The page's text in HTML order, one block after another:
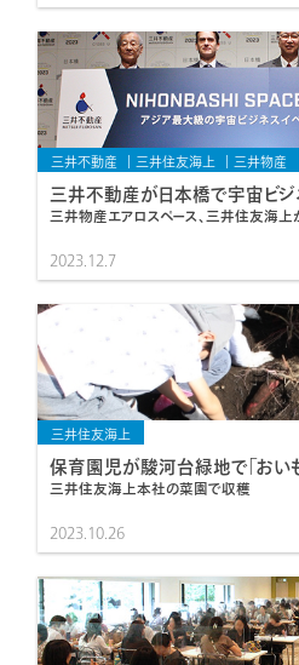
三井不動産 三井住友海上 三井物産
三井不動産が日本橋で宇宙ビジ
三井物産エアロスペース、三井住友海上
2023.12.7
三井住友海上
保育園児が駿河台緑地で「おいも
三井住友海上本社の菜園で収穫
2023.10.26